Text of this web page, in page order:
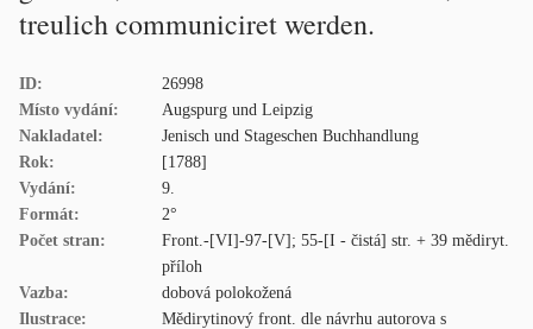
treulich communiciret werden.
ID:
26998
Místo vydání:
Augspurg und Leipzig
Nakladatel:
Jenisch und Stageschen Buchhandlung
Rok:
[1788]
Vydání:
9.
Formát:
2°
Počet stran:
Front.-[VI]-97-[V]; 55-[I - čistá] str. + 39 mědiryt.
příloh
Vazba:
dobová polokožená
Ilustrace:
Mědirytinový front. dle návrhu autorova s